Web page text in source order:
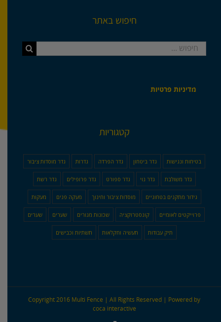
חיפוש באתר
חיפוש...
מדיניות פרטיות
קטגוריות
בטיחות ונגישות גדר ביטחון גדר הפרדה גדרות גדר מוסדות ציבור
גדר משולבת גדר נוי גדר ספורט גדר פרופילים גדר רשת
גידור מתקנים בטחוניים מוסדות ציבור וחינוך מעקה פנים מעקות
פרוייקטים לאומיים קונסטרוקציה שכונות מגורים שערים שערים
תיק עבודות תעשיה וחקלאות תשתיות וכבישים
Copyright 2016 Multi Fence | All Rights Reserved | Powered by
coca interactive